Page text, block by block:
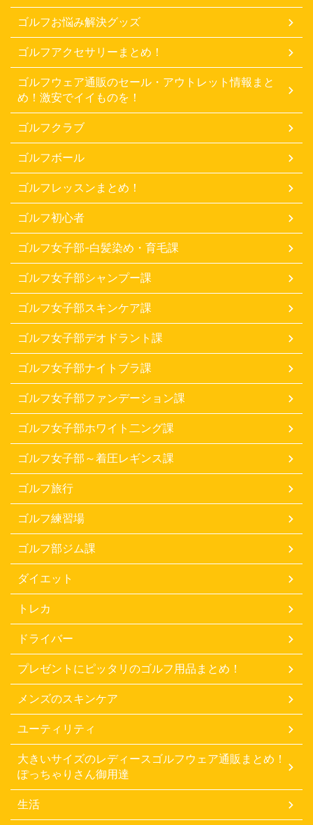
ゴルフお悩み解決グッズ
ゴルフアクセサリーまとめ！
ゴルフウェア通販のセール・アウトレット情報まと
め！激安でイイものを！
ゴルフクラブ
ゴルフボール
ゴルフレッスンまとめ！
ゴルフ初心者
ゴルフ女子部-白髪染め・育毛課
ゴルフ女子部シャンプー課
ゴルフ女子部スキンケア課
ゴルフ女子部デオドラント課
ゴルフ女子部ナイトブラ課
ゴルフ女子部ファンデーション課
ゴルフ女子部ホワイト二ング課
ゴルフ女子部～着圧レギンス課
ゴルフ旅行
ゴルフ練習場
ゴルフ部ジム課
ダイエット
トレカ
ドライバー
プレゼントにピッタリのゴルフ用品まとめ！
メンズのスキンケア
ユーティリティ
大きいサイズのレディースゴルフウェア通販まとめ！
ぽっちゃりさん御用達
生活